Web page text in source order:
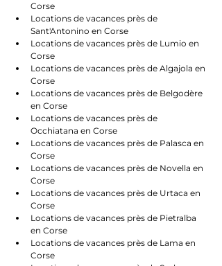
Corse
Locations de vacances près de
Sant'Antonino en Corse
Locations de vacances près de Lumio en
Corse
Locations de vacances près de Algajola en
Corse
Locations de vacances près de Belgodère
en Corse
Locations de vacances près de
Occhiatana en Corse
Locations de vacances près de Palasca en
Corse
Locations de vacances près de Novella en
Corse
Locations de vacances près de Urtaca en
Corse
Locations de vacances près de Pietralba
en Corse
Locations de vacances près de Lama en
Corse